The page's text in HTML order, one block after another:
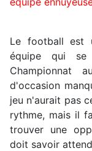
Le football est
équipe qui
Championnat
d'occasion
jeu n'aurait pas
rythme, mais il
trouver une
doit savoir